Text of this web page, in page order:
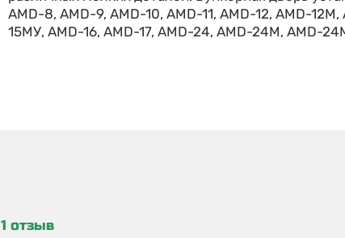
AMD-8, AMD-9, AMD-10, AMD-11, AMD-12, AMD-
15МУ, AMD-16, AMD-17, AMD-24, AMD-24М, AMD-
1 отзыв